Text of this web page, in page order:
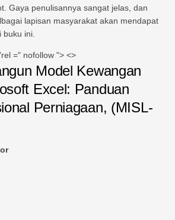
Gaya penulisannya sangat jelas, dan
lapisan masyarakat akan mendapat
ini.
=" nofollow "> <>
Model Kewangan
Excel: Panduan
Perniagaan, (MISL-